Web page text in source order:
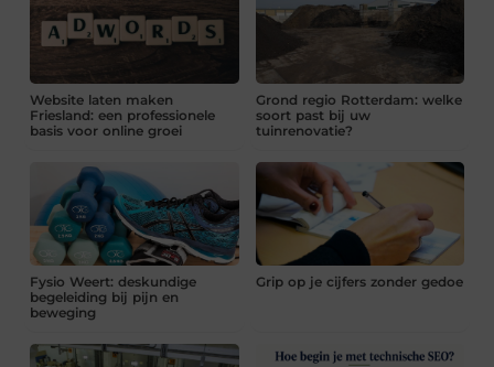
Website laten maken
Friesland: een professionele
basis voor online groei
Grond regio Rotterdam: welke
soort past bij uw
tuinrenovatie?
Fysio Weert: deskundige
begeleiding bij pijn en
beweging
Grip op je cijfers zonder gedoe